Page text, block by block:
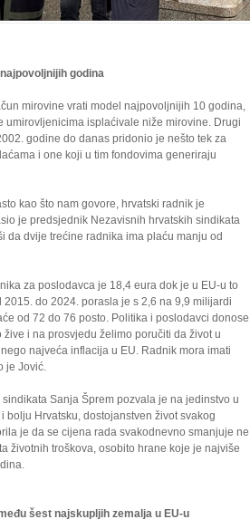
godina
mirovine vrati model najpovoljnijih 10 godina,
umirovljenicima isplaćivale niže mirovine. Drugi
godine do danas pridonio je nešto tek za
i one koji u tim fondovima generiraju
kao što nam govore, hrvatski radnik je
je predsjednik Nezavisnih hrvatskih sindikata
da dvije trećine radnika ima plaću manju od
za poslodavca je 18,4 eura dok je u EU-u to
do 2024. porasla je s 2,6 na 9,9 milijardi
od 72 do 76 posto. Politika i poslodavci donose
i na prosvjedu želimo poručiti da život u
najveća inflacija u EU. Radnik mora imati
je Jović.
Sanja Šprem pozvala je na jedinstvo u
bolju Hrvatsku, dostojanstven život svakog
je da se cijena rada svakodnevno smanjuje ne
životnih troškova, osobito hrane koje je najviše
šest najskupljih zemalja u EU-u